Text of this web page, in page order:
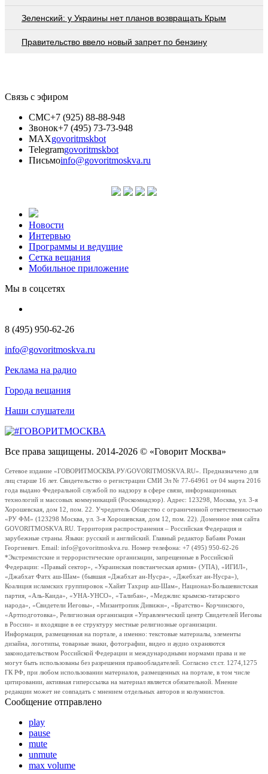
Зеленский: у Украины нет планов возвращать Крым
Правительство ввело новый запрет по бензину
Связь с эфиром
СМС+7 (925) 88-88-948
Звонок+7 (495) 73-73-948
MAXgovoritmskbot
Telegramgovoritmskbot
Письмоinfo@govoritmoskva.ru
Новости
Интервью
Программы и ведущие
Сетка вещания
Мобильное приложение
Мы в соцсетях
8 (495) 950-62-26
info@govoritmoskva.ru
Реклама на радио
Города вещания
Наши слушатели
Все права защищены. 2014-2026 © «Говорит Москва»
Сетевое издание «ГОВОРИТМОСКВА.РУ/GOVORITMOSKVA.RU». Предназначено для
лиц старше 16 лет. Свидетельство о регистрации СМИ Эл № 77-64961 от 04 марта 2016
года выдано Федеральной службой по надзору в сфере связи, информационных
технологий и массовых коммуникаций (Роскомнадзор). Адрес: 123298, Москва, ул. 3-я
Хорошевская, дом 12, пом. 22. Учредитель Общество с ограниченной ответственностью
«РУ ФМ» (123298 Москва, ул. 3-я Хорошевская, дом 12, пом. 22). Доменное имя сайта
GOVORITMOSKVA.RU. Территория распространения – Российская Федерация и
зарубежные страны. Языки: русский и английский. Главный редактор Бабаян Роман
Георгиевич. Email: info@govoritmoskva.ru. Номер телефона: +7 (495) 950-62-26
*Экстремистские и террористические организации, запрещенные в Российской
Федерации: «Правый сектор», «Украинская повстанческая армия» (УПА), «ИГИЛ»,
«Джабхат Фатх аш-Шам» (бывшая «Джабхат ан-Нусра», «Джебхат ан-Нусра»),
Коалиция исламских группировок «Хайят Тахрир аш-Шам», Национал-Большевистская
партия, «Аль-Каида», «УНА-УНСО», «Талибан», «Меджлис крымско-татарского
народа», «Свидетели Иеговы», «Мизантропик Дивижн», «Братство» Корчинского,
«Артподготовка», Религиозная организация «Управленческий центр Свидетелей Иеговы
в России» и входящие в ее структуру местные религиозные организации.
Информация, размещенная на портале, а именно: текстовые материалы, элементы
дизайна, логотипы, товарные знаки, фотографии, видео и аудио охраняются
законодательством Российской Федерации и международными нормами права и не
могут быть использованы без разрешения правообладателей. Согласно ст.ст. 1274,1275
ГК РФ, при любом использовании материалов, размещенных на портале, в том числе
цитировании, активная гиперссылка на материал является обязательной. Мнение
редакции может не совпадать с мнением отдельных авторов и колумнистов.
Сообщение отправлено
play
pause
mute
unmute
max volume